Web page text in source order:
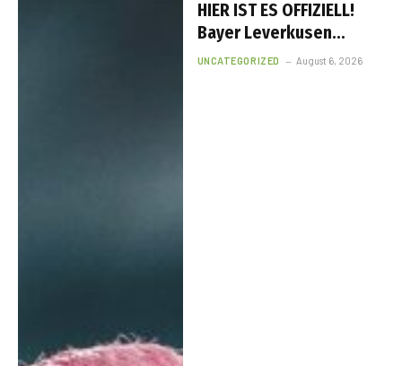
HIER IST ES OFFIZIELL!
Bayer Leverkusen
verpflichtet Facundo
UNCATEGORIZED August 6, 2026